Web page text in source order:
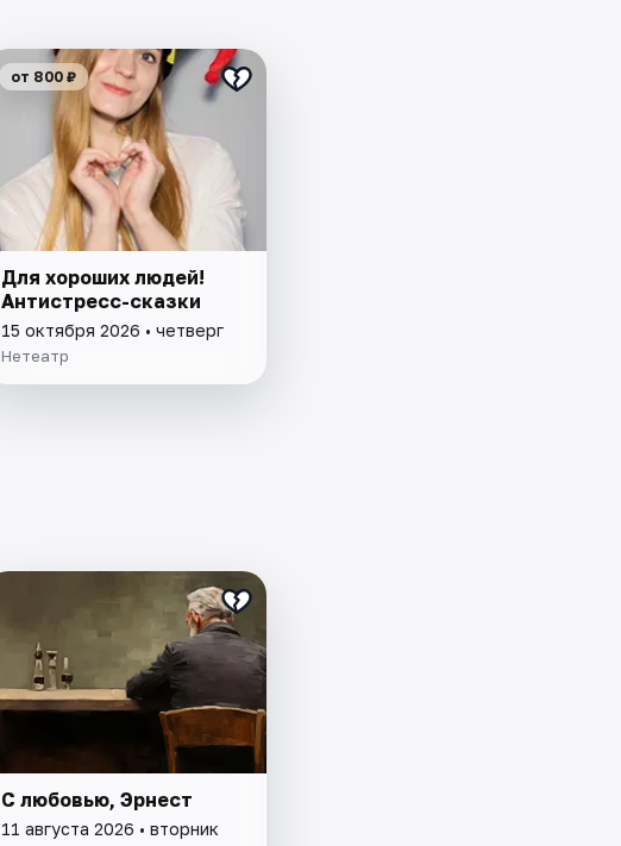
от 800 ₽
Для хороших людей!
Антистресс-сказки
15 октября 2026 • четверг
Нетеатр
С любовью, Эрнест
11 августа 2026 • вторник